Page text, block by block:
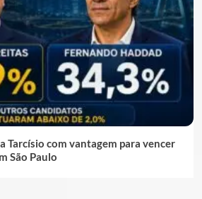
Tarcísio com vantagem para vencer
São Paulo